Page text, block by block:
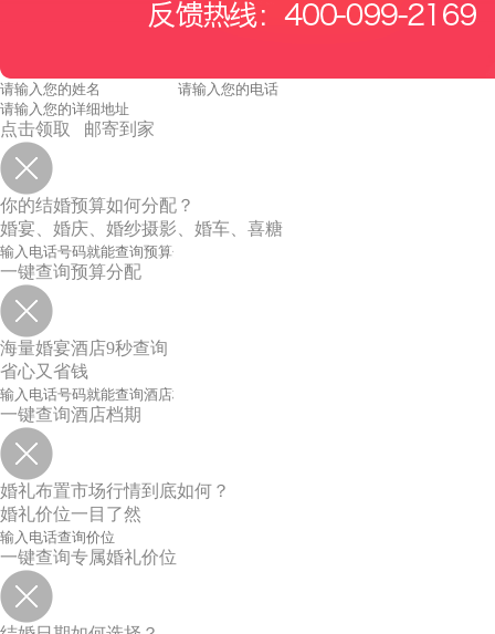
点击领取 邮寄到家
你的结婚预算如何分配？
婚宴、婚庆、婚纱摄影、婚车、喜糖
一键查询预算分配
海量婚宴酒店9秒查询
省心又省钱
一键查询酒店档期
婚礼布置市场行情到底如何？
婚礼价位一目了然
一键查询专属婚礼价位